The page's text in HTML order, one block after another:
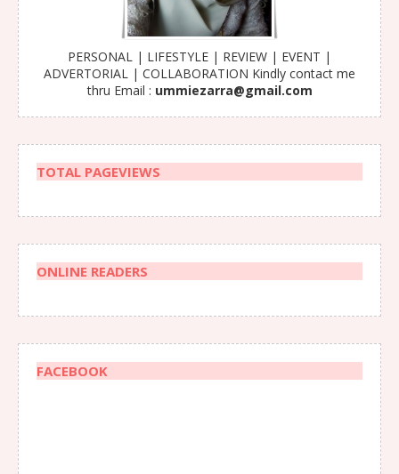
PERSONAL | LIFESTYLE | REVIEW | EVENT |
ADVERTORIAL | COLLABORATION Kindly contact me
thru Email : ummiezarra@gmail.com
TOTAL PAGEVIEWS
ONLINE READERS
FACEBOOK